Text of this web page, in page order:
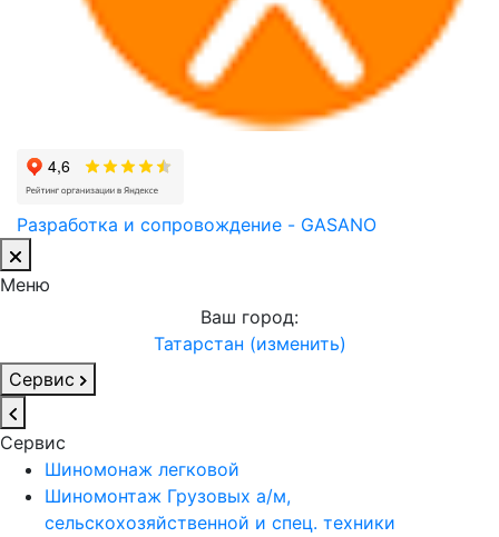
Разработка и сопровождение - GASANO
Меню
Ваш город:
Татарстан (изменить)
Сервис
Сервис
Шиномонаж легковой
Шиномонтаж Грузовых а/м,
сельскохозяйственной и спец. техники